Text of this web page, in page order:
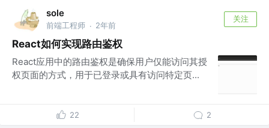
sole
前端工程师 · 2年前
关注
React如何实现路由鉴权
React应用中的路由鉴权是确保用户仅能访问其授
权页面的方式，用于已登录或具有访问特定页...
22 2